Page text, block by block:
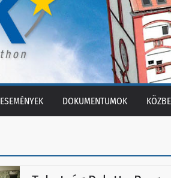
ESEMÉNYEK DOKUMENTUMOK